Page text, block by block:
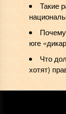
️Такие
юге
Что
хотят)